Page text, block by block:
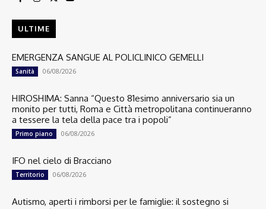
ULTIME
EMERGENZA SANGUE AL POLICLINICO GEMELLI
Sanità 06/08/2026
HIROSHIMA: Sanna “Questo 81esimo anniversario sia un
monito per tutti, Roma e Città metropolitana continueranno
a tessere la tela della pace tra i popoli”
Primo piano 06/08/2026
IFO nel cielo di Bracciano
Territorio 06/08/2026
Autismo, aperti i rimborsi per le famiglie: il sostegno si